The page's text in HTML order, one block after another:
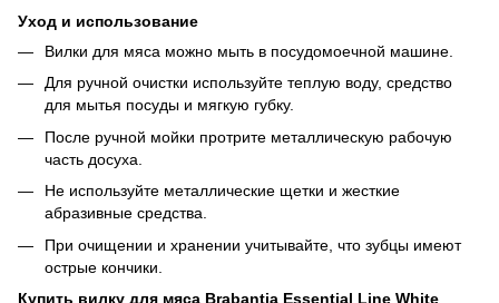
Уход и использование
Вилки для мяса можно мыть в посудомоечной машине.
Для ручной очистки используйте теплую воду, средство
для мытья посуды и мягкую губку.
После ручной мойки протрите металлическую рабочую
часть досуха.
Не используйте металлические щетки и жесткие
абразивные средства.
При очищении и хранении учитывайте, что зубцы имеют
острые кончики.
Купить вилку для мяса Brabantia Essential Line White